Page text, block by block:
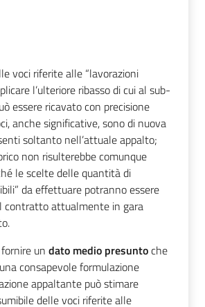
voci riferite alle “lavorazioni
l’ulteriore ribasso di cui al sub-
essere ricavato con precisione
anche significative, sono di nuova
soltanto nell’attuale appalto;
non risulterebbe comunque
le scelte delle quantità di
da effettuare potranno essere
contratto attualmente in gara
un dato medio presuntoche
consapevole formulazione
appaltante può stimare
delle voci riferite alle